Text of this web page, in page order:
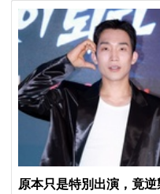
原本只是特別出演，竟